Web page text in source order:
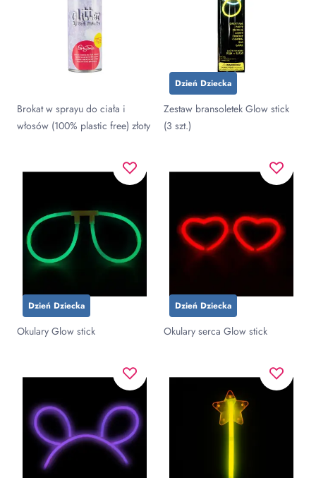
Brokat w sprayu do ciała i
włosów (100% plastic free) złoty
Dzień Dziecka
Zestaw bransoletek Glow stick
(3 szt.)
Dzień Dziecka
Okulary Glow stick
Dzień Dziecka
Okulary serca Glow stick